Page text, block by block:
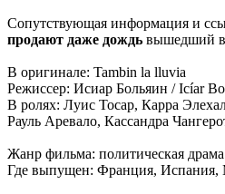
Сопутствующая информация и
продают даже дождь вышедший в
В оригинале: Tambin la lluvia
Режиссер: Исиар Больяин / Icíar
В ролях: Луис Тосар, Карра
Рауль Аревало, Кассандра
Жанр фильма: политическая драма
Где выпущен: Франция, Испания,